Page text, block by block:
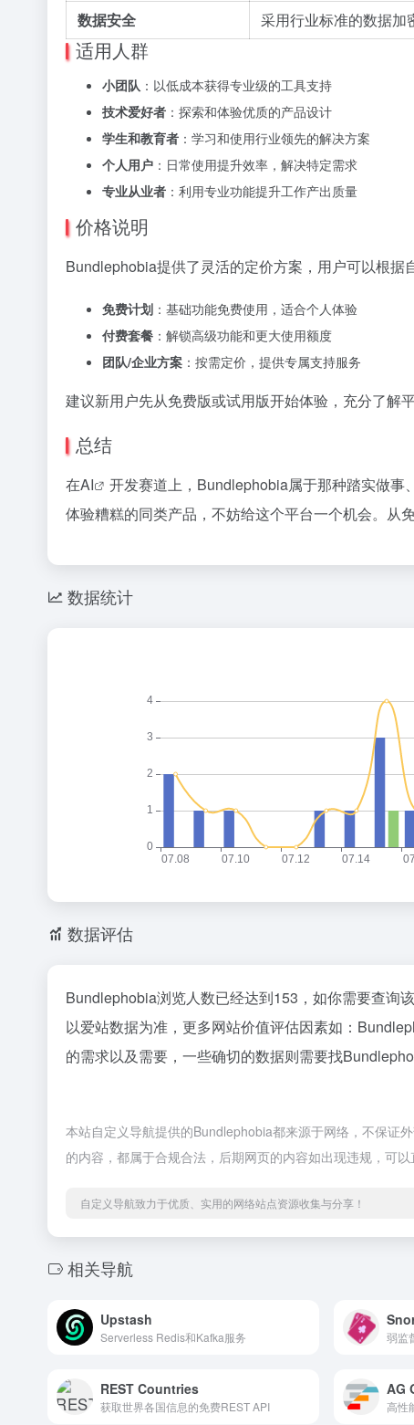
数据安全
采用行业标准的数据加
适用人群
小团队 ：以低成本获得专业级的工具支持
技术爱好者 ：探索和体验优质的产品设计
学生和教育者 ：学习和使用行业领先的解决方案
个人用户 ：日常使用提升效率，解决特定需求
专业从业者 ：利用专业功能提升工作产出质量
价格说明
Bundlephobia提供了灵活的定价方案，用户可以根据
免费计划 ：基础功能免费使用，适合个人体验
付费套餐 ：解锁高级功能和更大使用额度
团队/企业方案 ：按需定价，提供专属支持服务
建议新用户先从免费版或试用版开始体验，充分了解
总结
在AI
开发赛道上，Bundlephobia属于那种踏实做事
体验糟糕的同类产品，不妨给这个平台一个机会。从
数据统计
数据评估
Bundlephobia浏览人数已经达到153，如你需要查询
以爱站数据为准，更多网站价值评估因素如：
的需求以及需要，一些确切的数据则需要找
本站自定义导航提供的Bundlephobia都来源于网络，不保证
的内容，都属于合规合法，后期网页的内容如出现违规，可
自定义导航致力于优质、实用的网络站点资源收集与分享！
相关导航
Upstash
Serverless Redis和Kafka服务
REST Countries
获取世界各国信息的免费REST API
AG
高性